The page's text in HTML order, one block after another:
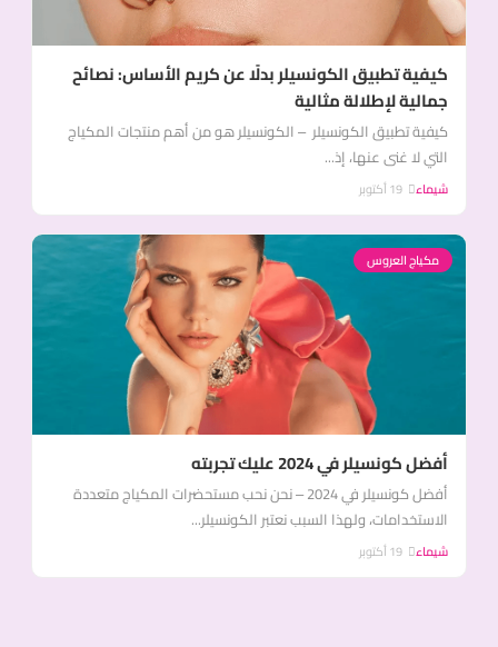
كيفية تطبيق الكونسيلر بدلًا عن كريم الأساس: نصائح
جمالية لإطلالة مثالية
كيفية تطبيق الكونسيلر – الكونسيلر هو من أهم منتجات المكياج
التي لا غنى عنها، إذ...
شيماء
مكياج العروس
أفضل كونسيلر في 2024 عليك تجربته
أفضل كونسيلر في 2024 – نحن نحب مستحضرات المكياج متعددة
الاستخدامات، ولهذا السبب نعتبر الكونسيلر...
شيماء